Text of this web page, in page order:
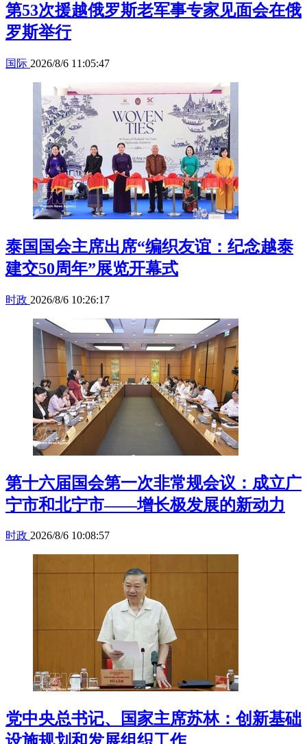
第53次援越俄罗斯老军事专家见面会在俄
罗斯举行
国际 2026/8/6 11:05:47
泰国国会主席出席“编织友谊：纪念越泰
建交50周年”展览开幕式
时政 2026/8/6 10:26:17
第十六届国会第一次非常规会议：成立广
宁市和北宁市——增长极发展的新动力
时政 2026/8/6 10:08:57
党中央总书记、国家主席苏林：创新基础